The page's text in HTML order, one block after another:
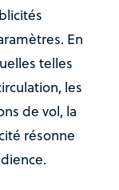
En
telles
les
de vol, la
résonne